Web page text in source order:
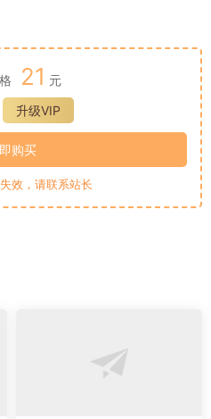
21 元
升级VIP
购买
效，请联系站长